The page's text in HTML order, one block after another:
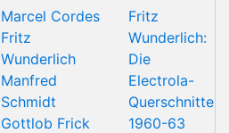
Marcel Cordes
Fritz
Wunderlich
Manfred
Schmidt
Gottlob Frick
Fritz
Wunderlich:
Die
Electrola-
Querschnitte
1960-63